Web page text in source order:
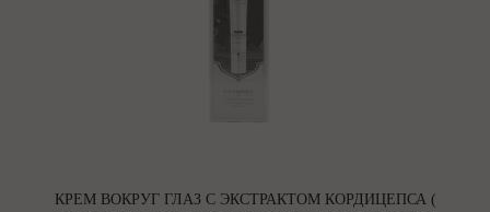
КРЕМ ВОКРУГ ГЛАЗ С ЭКСТРАКТОМ КОРДИЦЕПСА (